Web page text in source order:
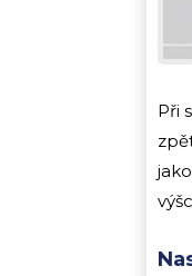
Při